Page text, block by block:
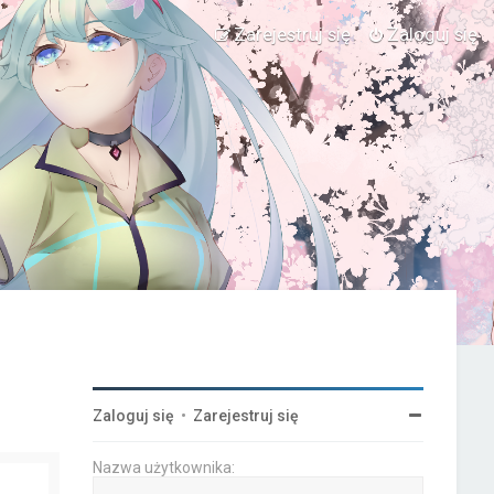
Zaloguj się
Zarejestruj się
Zaloguj się • Zarejestruj się
Nazwa użytkownika: